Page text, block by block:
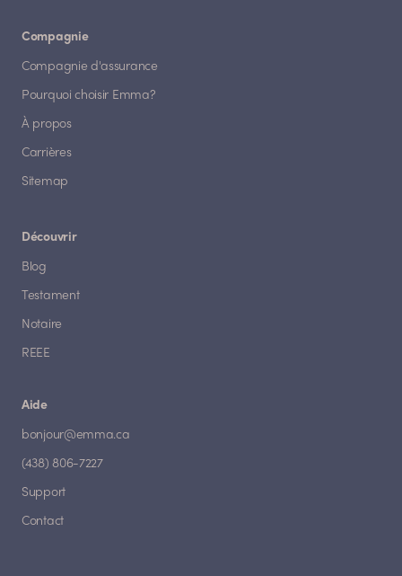
Compagnie
Compagnie d'assurance
Pourquoi choisir Emma?
À propos
Carrières
Sitemap
Découvrir
Blog
Testament
Notaire
REEE
Aide
bonjour@emma.ca
(438) 806-7227
Support
Contact